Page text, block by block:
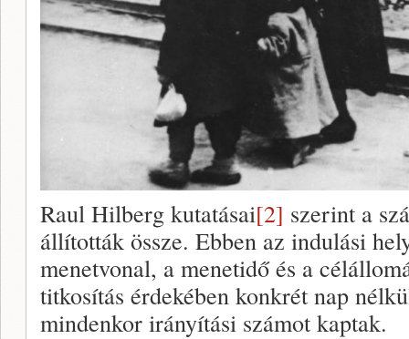
Raul Hilberg kutatásai[2] szerint a
állították össze. Ebben az indulási
menetvonal, a menetidő és a
titkosítás érdekében konkrét nap
mindenkor irányítási számot kaptak.